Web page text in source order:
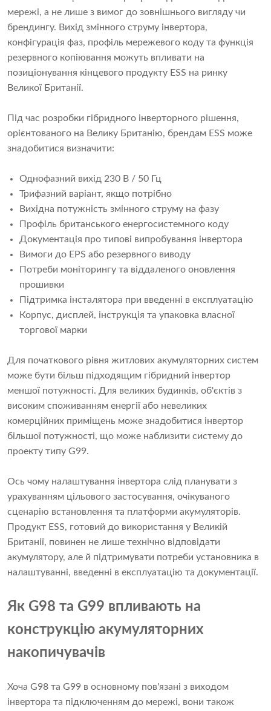
мережі, а не лише з вимог до зовнішнього вигляду чи
брендингу. Вихід змінного струму інвертора,
конфігурація фаз, профіль мережевого коду та функція
резервного копіювання можуть впливати на
позиціонування кінцевого продукту ESS на ринку
Великої Британії.
Під час розробки гібридного інверторного рішення,
орієнтованого на Велику Британію, брендам ESS може
знадобитися визначити:
Однофазний вихід 230 В / 50 Гц
Трифазний варіант, якщо потрібно
Вихідна потужність змінного струму на фазу
Профіль британського енергосистемного коду
Документація про типові випробування інвертора
Вимоги до EPS або резервного виводу
Потреби моніторингу та віддаленого оновлення
прошивки
Підтримка інсталятора при введенні в експлуатацію
Корпус, дисплей, інструкція та упаковка власної
торгової марки
Для початкового рівня житлових акумуляторних систем
може бути більш підходящим гібридний інвертор
меншої потужності. Для великих будинків, об'єктів з
високим споживанням енергії або невеликих
комерційних приміщень може знадобитися інвертор
більшої потужності, що може наблизити систему до
проекту типу G99.
Ось чому налаштування інвертора слід планувати з
урахуванням цільового застосування, очікуваного
сценарію встановлення та платформи акумуляторів.
Продукт ESS, готовий до використання у Великій
Британії, повинен не лише технічно відповідати
акумулятору, але й підтримувати потреби установника в
налаштуванні, введенні в експлуатацію та документації.
Як G98 та G99 впливають на
конструкцію акумуляторних
накопичувачів
Хоча G98 та G99 в основному пов'язані з виходом
інвертора та підключенням до мережі, вони також